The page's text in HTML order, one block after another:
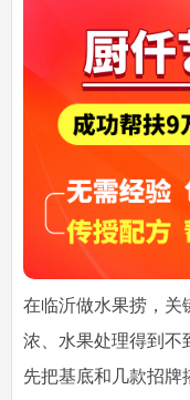
在临沂做水果捞，关
浓、水果处理得到不
先把基底和几款招牌